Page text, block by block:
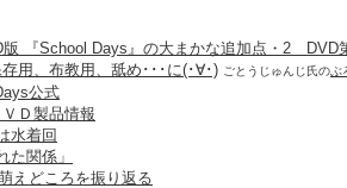
版 『School Days』の大まかな追加点・2 DVD
用、布教用、舐め･･･に(･∀･) ごとうじゅんじ氏の ぶ
公式
Ｄ製品情報
水着回
た関係」
えどころを振り返る